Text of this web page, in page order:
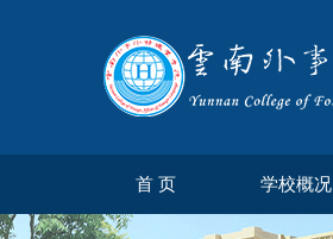
首 页 学校概况